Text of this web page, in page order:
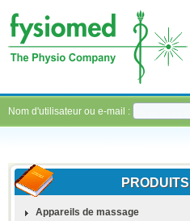
Nom d'utilisateur ou e-mail :
PRODUITS
Appareils de massage